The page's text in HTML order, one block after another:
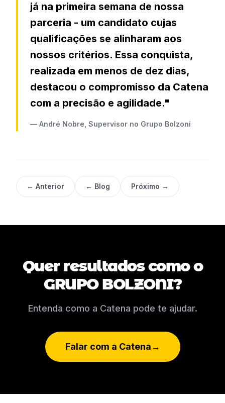
já na primeira semana de nossa
parceria - um candidato cujas
qualificações se alinharam aos
nossos critérios. Essa conquista,
realizada em menos de dez dias,
destacou o compromisso da Catena
com a precisão e agilidade."
— André Nobre, Supervisor no Grupo Bolzoni
← Anterior ← Blog Próximo →
Quer resultados como o
GRUPO BOLZONI?
Entenda como a Catena pode te ajudar.
Falar com a Catena→